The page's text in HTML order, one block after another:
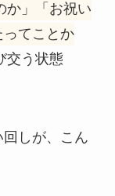
か」「お祝い
てことか
交う状態
しが、こん